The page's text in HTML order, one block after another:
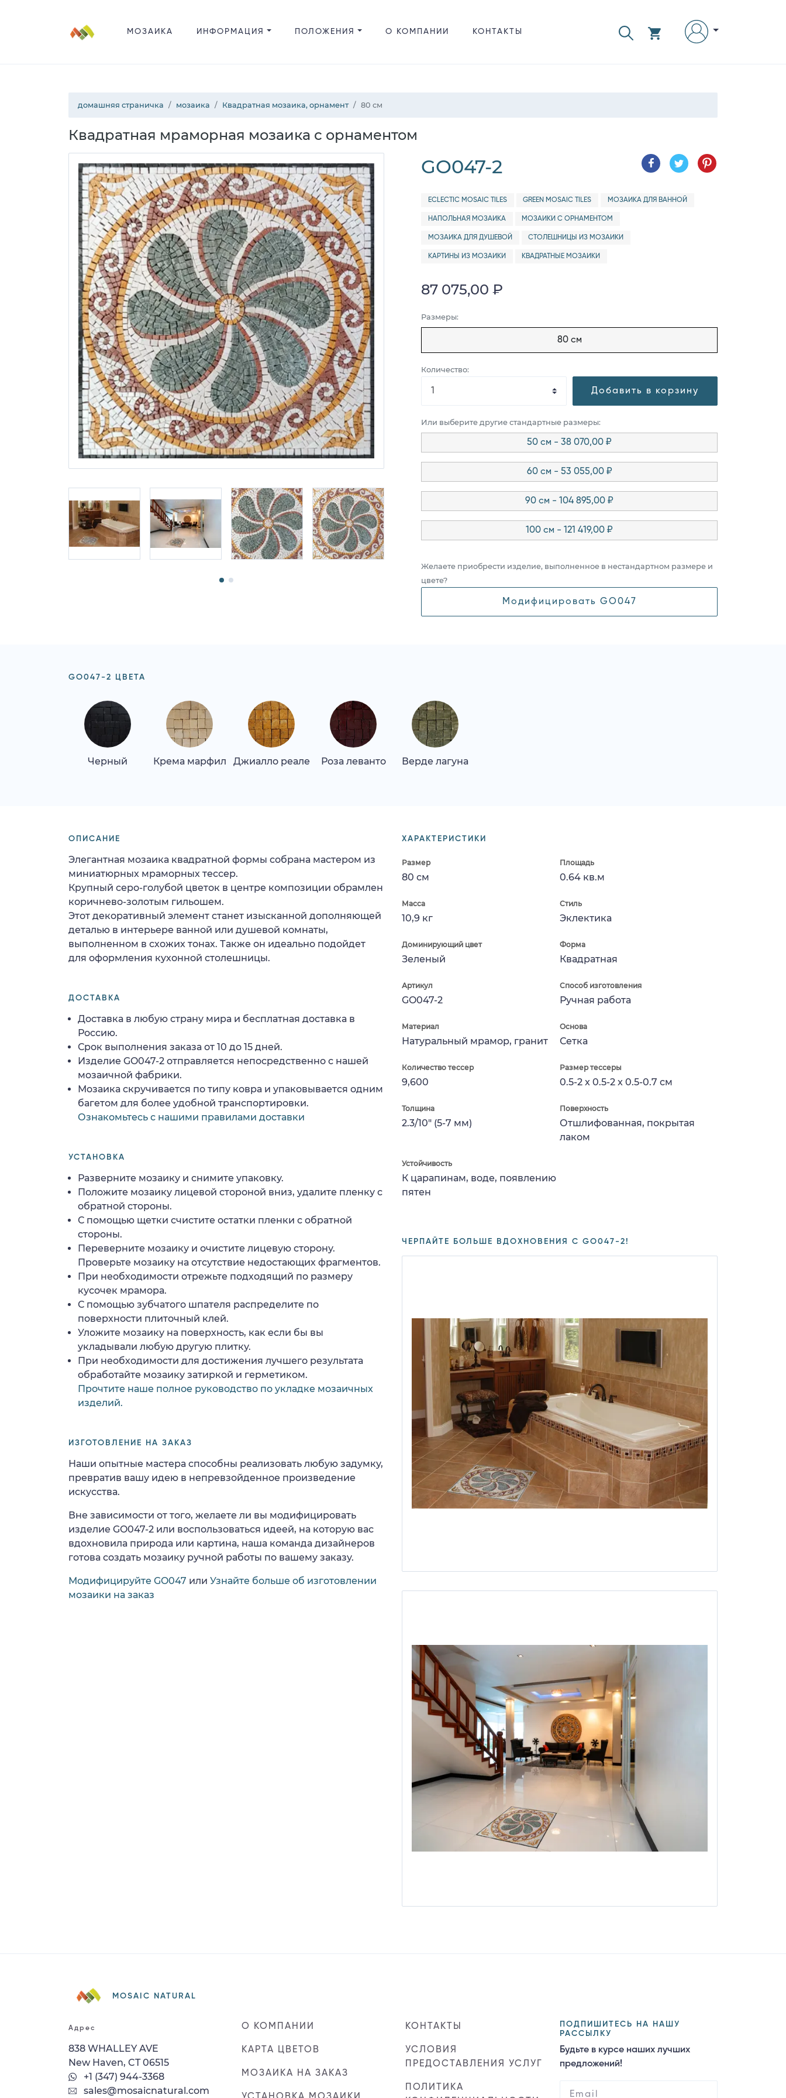
МОЗАИКА ИНФОРМАЦИЯ ПОЛОЖЕНИЯ О КОМПАНИИ КОНТАКТЫ
домашняя страничка мозаика Квадратная мозаика, орнамент 80 см
Квадратная мраморная мозаика с орнаментом
GO047-2
ECLECTIC MOSAIC TILES GREEN MOSAIC TILES МОЗАИКА ДЛЯ ВАННОЙ
НАПОЛЬНАЯ МОЗАИКА МОЗАИКИ С ОРНАМЕНТОМ
МОЗАИКА ДЛЯ ДУШЕВОЙ СТОЛЕШНИЦЫ ИЗ МОЗАИКИ
КАРТИНЫ ИЗ МОЗАИКИ КВАДРАТНЫЕ МОЗАИКИ
87 075,00 ₽
Размеры:
80 см
Количество:
Добавить в корзину
Или выберите другие стандартные размеры:
50 см - 38 070,00 ₽
60 см - 53 055,00 ₽
90 см - 104 895,00 ₽
100 см - 121 419,00 ₽
Желаете приобрести изделие, выполненное в нестандартном размере и
цвете?
Модифицировать GO047
GO047-2 ЦВЕТА
Черный Крема марфил Джиалло реале Роза леванто Верде лагуна
ХАРАКТЕРИСТИКИ
Размер
80 см
Площадь
0.64 кв.м
Масса
10,9 кг
Стиль
Эклектика
Доминирующий цвет
Зеленый
Форма
Квадратная
Артикул
GO047-2
Способ изготовления
Ручная работа
Материал
Натуральный мрамор, гранит
Основа
Сетка
Количество тессер
9,600
Размер тессеры
0.5-2 x 0.5-2 x 0.5-0.7 см
Толщина
2.3/10" (5-7 мм)
Поверхность
Отшлифованная, покрытая
лаком
Устойчивость
К царапинам, воде, появлению
пятен
ЧЕРПАЙТЕ БОЛЬШЕ ВДОХНОВЕНИЯ С GO047-2!
ОПИСАНИЕ
Элегантная мозаика квадратной формы собрана мастером из
миниатюрных мраморных тессер.
Крупный серо-голубой цветок в центре композиции обрамлен
коричнево-золотым гильошем.
Этот декоративный элемент станет изысканной дополняющей
деталью в интерьере ванной или душевой комнаты,
выполненном в схожих тонах. Также он идеально подойдет
для оформления кухонной столешницы.
ДОСТАВКА
Доставка в любую страну мира и бесплатная доставка в
Россию.
Срок выполнения заказа от 10 до 15 дней.
Изделие GO047-2 отправляется непосредственно с нашей
мозаичной фабрики.
Мозаика скручивается по типу ковра и упаковывается одним
багетом для более удобной транспортировки.
Ознакомьтесь с нашими правилами доставки
УСТАНОВКА
Разверните мозаику и снимите упаковку.
Положите мозаику лицевой стороной вниз, удалите пленку с
обратной стороны.
С помощью щетки счистите остатки пленки с обратной
стороны.
Переверните мозаику и очистите лицевую сторону.
Проверьте мозаику на отсутствие недостающих фрагментов.
При необходимости отрежьте подходящий по размеру
кусочек мрамора.
С помощью зубчатого шпателя распределите по
поверхности плиточный клей.
Уложите мозаику на поверхность, как если бы вы
укладывали любую другую плитку.
При необходимости для достижения лучшего результата
обработайте мозаику затиркой и герметиком.
Прочтите наше полное руководство по укладке мозаичных
изделий.
ИЗГОТОВЛЕНИЕ НА ЗАКАЗ
Наши опытные мастера способны реализовать любую задумку,
превратив вашу идею в непревзойденное произведение
искусства.
Вне зависимости от того, желаете ли вы модифицировать
изделие GO047-2 или воспользоваться идеей, на которую вас
вдохновила природа или картина, наша команда дизайнеров
готова создать мозаику ручной работы по вашему заказу.
Модифицируйте GO047 или Узнайте больше об изготовлении
мозаики на заказ
MOSAIC NATURAL
Адрес
838 WHALLEY AVE
New Haven, CT 06515
+1 (347) 944-3368
sales@mosaicnatural.com
О КОМПАНИИ
КАРТА ЦВЕТОВ
МОЗАИКА НА ЗАКАЗ
КОНТАКТЫ
УСЛОВИЯ
ПРЕДОСТАВЛЕНИЯ УСЛУГ
ПОЛИТИКА
ПОДПИШИТЕСЬ НА НАШУ
РАССЫЛКУ
Будьте в курсе наших лучших
предложений!